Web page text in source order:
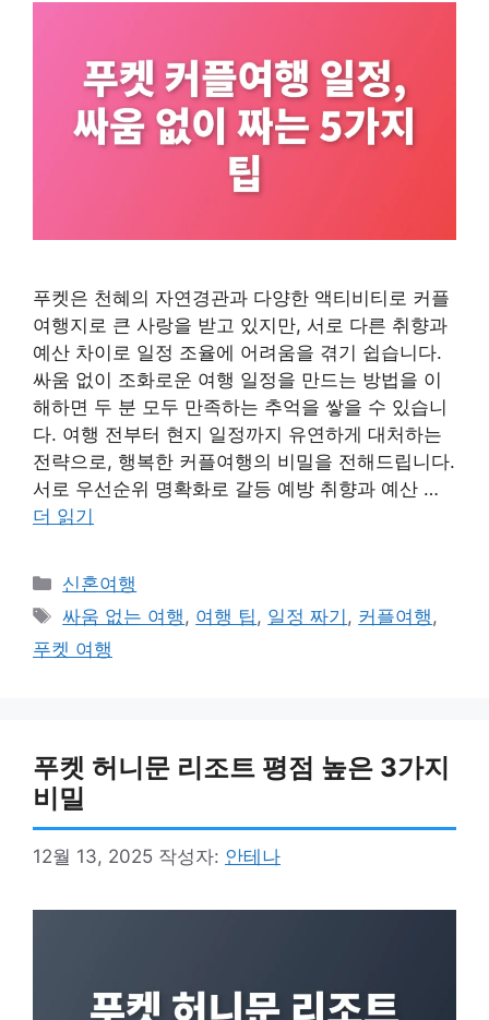
푸켓은 천혜의 자연경관과 다양한 액티비티로 커플
여행지로 큰 사랑을 받고 있지만, 서로 다른 취향과
예산 차이로 일정 조율에 어려움을 겪기 쉽습니다.
싸움 없이 조화로운 여행 일정을 만드는 방법을 이
해하면 두 분 모두 만족하는 추억을 쌓을 수 있습니
다. 여행 전부터 현지 일정까지 유연하게 대처하는
전략으로, 행복한 커플여행의 비밀을 전해드립니다.
서로 우선순위 명확화로 갈등 예방 취향과 예산 …
더 읽기
카
테
리
신혼여행
태
그
싸움 없는 여행, 여행 팁, 일정 짜기 , 커플여행,
푸켓 여행
푸켓 허니문 리조트 평점 높은 3가지
비밀
12월 13, 2025 작성자: 안테나